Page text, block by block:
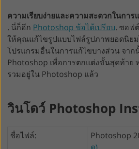
ความเรียบง่ายและความสะดวกในกา
. นี่ก็อีก Photoshop ข้อได้เปรียบ. ซอฟ
ให้คุณแก้ไขรูปแบบไฟล์รูปภาพยอดนิยม
โปรแกรมอื่นในการแก้ไขบางส่วน จาก
Photoshop เพื่อการตกแต่งขั้นสุดท้าย
รวมอยู่ใน Photoshop แล้ว
วินโดว์ Photoshop
ชื่อไฟล์: Photoshop